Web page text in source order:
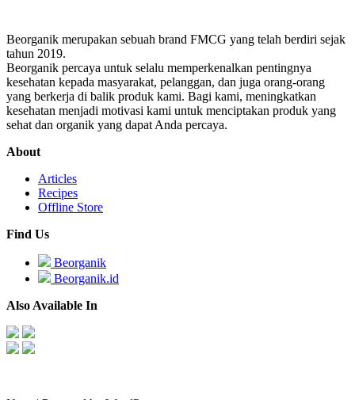
Beorganik merupakan sebuah brand FMCG yang telah berdiri sejak
tahun 2019.
Beorganik percaya untuk selalu memperkenalkan pentingnya
kesehatan kepada masyarakat, pelanggan, dan juga orang-orang
yang berkerja di balik produk kami. Bagi kami, meningkatkan
kesehatan menjadi motivasi kami untuk menciptakan produk yang
sehat dan organik yang dapat Anda percaya.
About
Articles
Recipes
Offline Store
Find Us
Beorganik
Beorganik.id
Also Available In